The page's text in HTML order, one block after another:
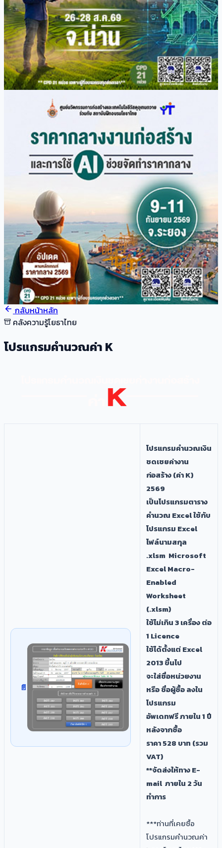
กลับหน้าหลัก
คลังความรู้โยธาไทย
โปรแกรมคำนวณค่า K
​โปรแกรมคำนวณเงิน
ชดเชยค่างาน
ก่อสร้าง (ค่า K)
2569
เป็นโปรแกรมตาราง
คำนวณ Excel ใช้กับ
โปรแกรม Excel
ไฟล์นามสกุล
.xlsm Microsoft
Excel Macro-
Enabled
Worksheet
(.xlsm)​
ใช้ไม่เกิน 3 เครื่อง ต่อ
1 Licence
ใช้ได้ตั้งแต่ Excel
2013 ขี้นไป
จะใส่ชื่อหน่วยงาน
หรือ ชื่อผู้ซื้อ ลงใน
โปรแกรม
อัพเดทฟรี ภายใน 1 ปี
หลังจากซื้อ​
ราคา 528 บาท (รวม
VAT)
**จัดส่งให้ทาง E-
mail ภายใน 2 วัน
ทำการ ​
***ท่านที่เคยซื้อ
โปรแกรมคำนวณค่า